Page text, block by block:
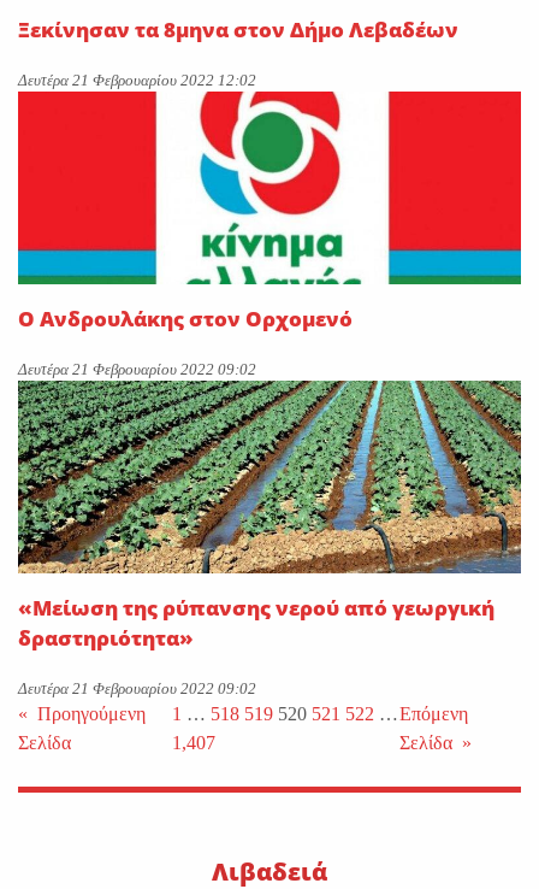
Ξεκίνησαν τα 8μηνα στον Δήμο Λεβαδέων
Δευτέρα 21 Φεβρουαρίου 2022 12:02
Ο Ανδρουλάκης στον Ορχομενό
Δευτέρα 21 Φεβρουαρίου 2022 09:02
«Μείωση της ρύπανσης νερού από γεωργική
δραστηριότητα»
Δευτέρα 21 Φεβρουαρίου 2022 09:02
« Προηγούμενη
Σελίδα
1 … 518 519 520 521 522 …
1,407
Επόμενη
Σελίδα »
Λιβαδειά